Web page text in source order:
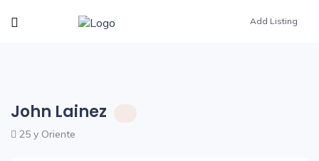
Add Listing
John Lainez
25 y Oriente